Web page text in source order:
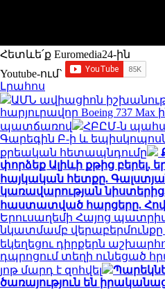
Հետևե՛ք Euromedia24-ին
Youtube-ում`
Լրահոս
ԱՄՆ ավիացիոն
հարյուրավոր Boeing 737
պատճառով
ՀԲԸՄ-ն
Գարեգին Բ-ի և
քրեական հետապնդումը
փորձեք Ալիևի քթից բերել,
հայկական հետքը.
կառավարության նիստերից,
հաստատված հարցերը.
Երուսաղեմի Հայոց
նկատմամբ վերաբերմունքը
եկեղեցու դիրքերն
դպրոցում տեղի ունեցած
յոթ մարդ է զոհվել
ծառայություն են